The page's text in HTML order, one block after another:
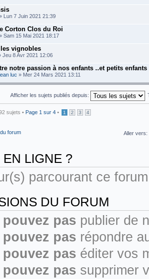
Lun 7 Juin 2021 21:39
Corton Clos du Roi
Sam 15 Mai 2021 18:17
vignobles
Jeu 8 Avr 2021 12:06
notre passion à nos enfants ..et petits enfants
luc » Mer 24 Mars 2021 13:11
Afficher les sujets publiés depuis:
sujets • Page 1 sur 4 • 1 2 3 4
forum Aller vers:
EN LIGNE ?
parcourant ce
DU FORUM
pouvez pas publier de
pouvez pas répondre
pouvez pas éditer vos
pouvez pas supprimer